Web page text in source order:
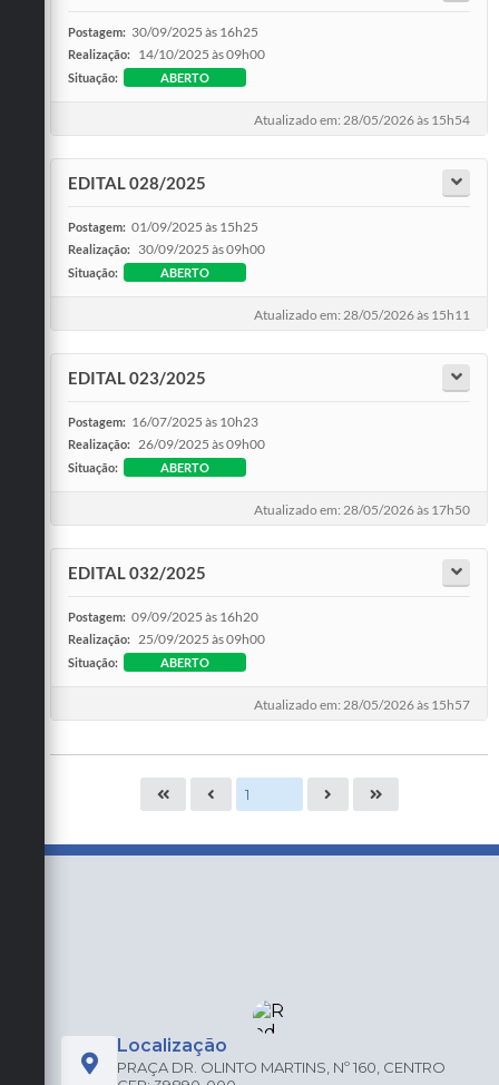
Postagem: 30/09/2025 às 16h25
Realização: 14/10/2025 às 09h00
Situação: ABERTO
Atualizado em: 28/05/2026 às 15h54
EDITAL 028/2025
Postagem: 01/09/2025 às 15h25
Realização: 30/09/2025 às 09h00
Situação: ABERTO
Atualizado em: 28/05/2026 às 15h11
EDITAL 023/2025
Postagem: 16/07/2025 às 10h23
Realização: 26/09/2025 às 09h00
Situação: ABERTO
Atualizado em: 28/05/2026 às 17h50
EDITAL 032/2025
Postagem: 09/09/2025 às 16h20
Realização: 25/09/2025 às 09h00
Situação: ABERTO
Atualizado em: 28/05/2026 às 15h57
Localização
PRAÇA DR. OLINTO MARTINS, Nº 160, CENTRO